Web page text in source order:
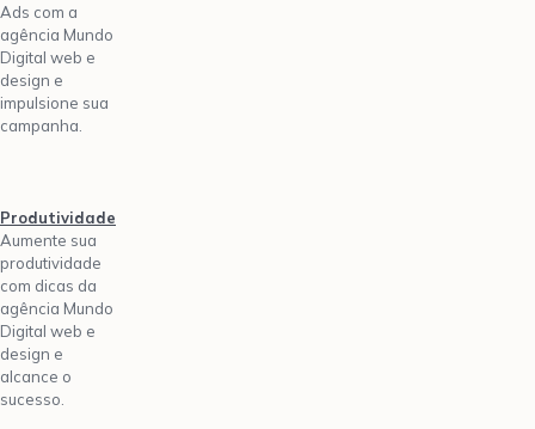
Ads com a
agência Mundo
Digital web e
design e
impulsione sua
campanha.
Produtividade
Aumente sua
produtividade
com dicas da
agência Mundo
Digital web e
design e
alcance o
sucesso.